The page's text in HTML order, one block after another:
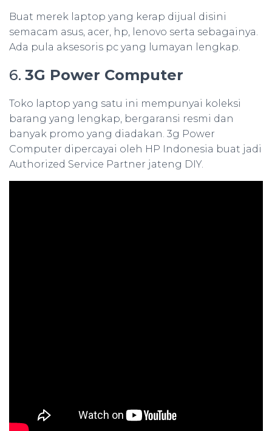
Buat merek laptop yang kerap dijual disini
semacam asus, acer, hp, lenovo serta sebagainya.
Ada pula aksesoris pc yang lumayan lengkap.
6. 3G Power Computer
Toko laptop yang satu ini mempunyai koleksi
barang yang lengkap, bergaransi resmi dan
banyak promo yang diadakan. 3g Power
Computer dipercayai oleh HP Indonesia buat jadi
Authorized Service Partner jateng DIY.